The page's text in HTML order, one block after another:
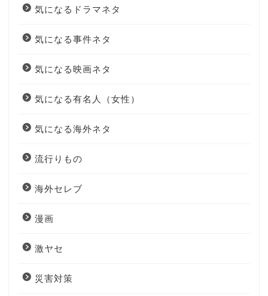
気になるドラマネタ
気になる事件ネタ
気になる映画ネタ
気になる有名人（女性）
気になる海外ネタ
流行りもの
海外セレブ
漫画
激ヤセ
災害対策